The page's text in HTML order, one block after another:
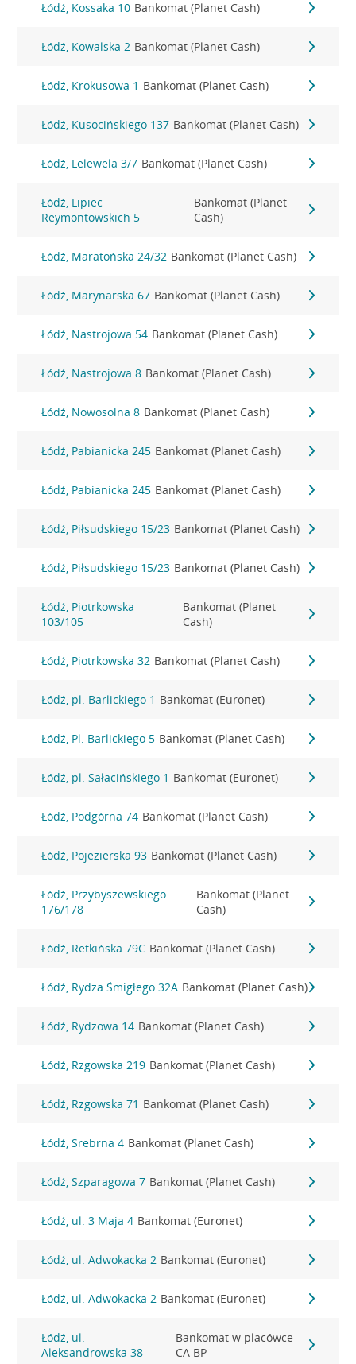
Łódź, Kossaka 10 Bankomat (Planet Cash)
Łódź, Kowalska 2 Bankomat (Planet Cash)
Łódź, Krokusowa 1 Bankomat (Planet Cash)
Łódź, Kusocińskiego 137 Bankomat (Planet Cash)
Łódź, Lelewela 3/7 Bankomat (Planet Cash)
Łódź, Lipiec
Reymontowskich 5
Bankomat (Planet
Cash)
Łódź, Maratońska 24/32 Bankomat (Planet Cash)
Łódź, Marynarska 67 Bankomat (Planet Cash)
Łódź, Nastrojowa 54 Bankomat (Planet Cash)
Łódź, Nastrojowa 8 Bankomat (Planet Cash)
Łódź, Nowosolna 8 Bankomat (Planet Cash)
Łódź, Pabianicka 245 Bankomat (Planet Cash)
Łódź, Pabianicka 245 Bankomat (Planet Cash)
Łódź, Piłsudskiego 15/23 Bankomat (Planet Cash)
Łódź, Piłsudskiego 15/23 Bankomat (Planet Cash)
Łódź, Piotrkowska
103/105
Bankomat (Planet
Cash)
Łódź, Piotrkowska 32 Bankomat (Planet Cash)
Łódź, pl. Barlickiego 1 Bankomat (Euronet)
Łódź, Pl. Barlickiego 5 Bankomat (Planet Cash)
Łódź, pl. Sałacińskiego 1 Bankomat (Euronet)
Łódź, Podgórna 74 Bankomat (Planet Cash)
Łódź, Pojezierska 93 Bankomat (Planet Cash)
Łódź, Przybyszewskiego
176/178
Bankomat (Planet
Cash)
Łódź, Retkińska 79C Bankomat (Planet Cash)
Łódź, Rydza Śmigłego 32A Bankomat (Planet Cash)
Łódź, Rydzowa 14 Bankomat (Planet Cash)
Łódź, Rzgowska 219 Bankomat (Planet Cash)
Łódź, Rzgowska 71 Bankomat (Planet Cash)
Łódź, Srebrna 4 Bankomat (Planet Cash)
Łódź, Szparagowa 7 Bankomat (Planet Cash)
Łódź, ul. 3 Maja 4 Bankomat (Euronet)
Łódź, ul. Adwokacka 2 Bankomat (Euronet)
Łódź, ul. Adwokacka 2 Bankomat (Euronet)
Łódź, ul.
Aleksandrowska 38
Bankomat w placówce
CA BP